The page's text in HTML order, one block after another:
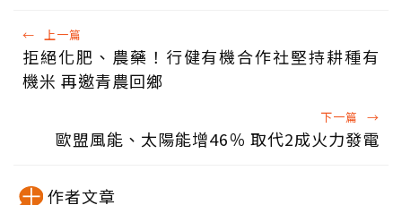
← 上一篇
拒絕化肥、農藥！行健有機合作社堅持耕種有
機米 再邀青農回鄉
下一篇 →
歐盟風能、太陽能增46％ 取代2成火力發電
作者文章